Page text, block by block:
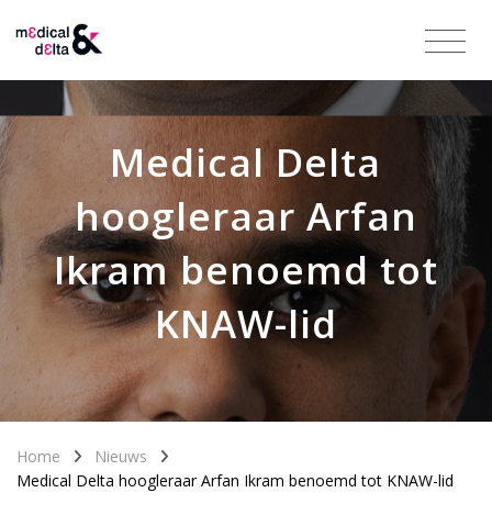
Medical Delta
hoogleraar Arfan
Ikram benoemd tot
KNAW-lid
Home
Nieuws
Medical Delta hoogleraar Arfan Ikram benoemd tot KNAW-lid